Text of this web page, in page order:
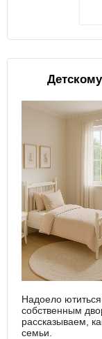
Надоело
собственным
рассказываем,
семьи.